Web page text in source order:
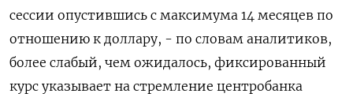
сессии опустившись с максимума 14 месяцев по
отношению к доллару, - по словам аналитиков,
более слабый, чем ожидалось, фиксированный
курс указывает на стремление центробанка